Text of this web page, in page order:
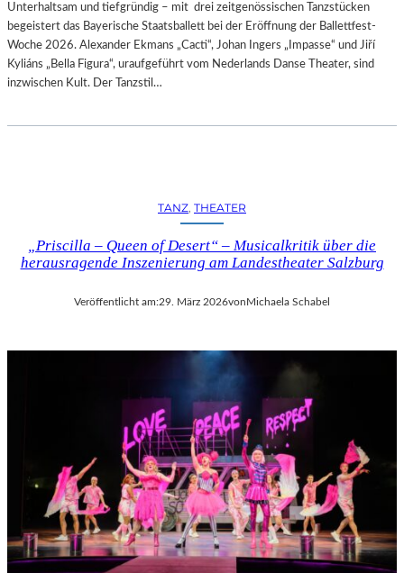
Unterhaltsam und tiefgründig – mit drei zeitgenössischen Tanzstücken
begeistert das Bayerische Staatsballett bei der Eröffnung der Ballettfest-
Woche 2026. Alexander Ekmans „Cacti“, Johan Ingers „Impasse“ und Jiří
Kyliáns „Bella Figura“, uraufgeführt vom Nederlands Danse Theater, sind
inzwischen Kult. Der Tanzstil…
TANZ THEATER
„Priscilla – Queen of Desert“ – Musicalkritik über die
herausragende Inszenierung am Landestheater Salzburg
Veröffentlicht am:29. März 2026vonMichaela Schabel